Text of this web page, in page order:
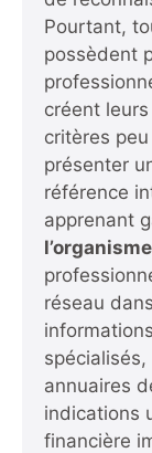
Pourtant,
possèdent
créent
critères
présenter
référence
apprenant
réseau
annuaires
indications
financière